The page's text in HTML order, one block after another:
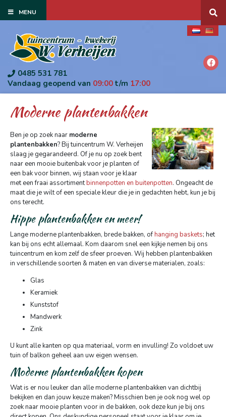
n
MENU
0485 531 781
Vandaag geopend van 09:00 t/m 17:00
Moderne plantenbakken
Ben je op zoek naar moderne
plantenbakken? Bij tuincentrum W. Verheijen
slaag je gegarandeerd. Of je nu op zoek bent
naar een mooie buitenbak voor je planten of
een bak voor binnen, wij staan voor je klaar
met een fraai assortimentbinnenpotten en buitenpotten. Ongeacht de
maat die je wilt of een speciale kleur die je in gedachten hebt, kun je bij
ons terecht.
Hippe plantenbakken en meer!
Lange moderne plantenbakken, brede bakken, ofhanging baskets; het
kan bij ons echt allemaal. Kom daarom snel een kijkje nemen bij ons
tuincentrum en kom zelf de sfeer proeven. Wij hebben plantenbakken
in verschillende soorten & maten en van diverse materialen, zoals:
Glas
Keramiek
Kunststof
Mandwerk
Zink
U kunt alle kanten op qua materiaal, vorm en invulling! Zo voldoet uw
tuin of balkon geheel aan uw eigen wensen.
Moderne plantenbakken kopen
Wat is er nou leuker dan alle moderne plantenbakken van dichtbij
bekijken en dan jouw keuze maken? Misschien ben je ook nog wel op
zoek naar mooie planten voor in de bakken, ook deze kun je bij ons